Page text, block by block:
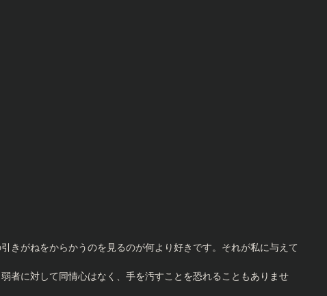
きがねをからかうのを見るのが何より好きです。それが私に与えて
者に対して同情心はなく、手を汚すことを恐れることもありませ